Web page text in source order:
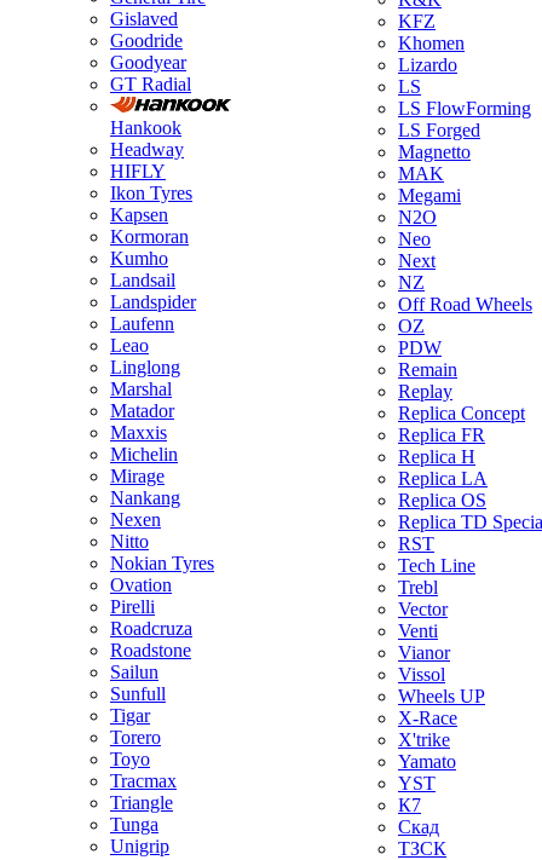
Gislaved
Goodride
Goodyear
GT Radial
Hankook
Headway
HIFLY
Ikon Tyres
Kapsen
Kormoran
Kumho
Landsail
Landspider
Laufenn
Leao
Linglong
Marshal
Matador
Maxxis
Michelin
Mirage
Nankang
Nexen
Nitto
Nokian Tyres
Ovation
Pirelli
Roadcruza
Roadstone
Sailun
Sunfull
Tigar
Torero
Toyo
Tracmax
Triangle
Tunga
Unigrip
KFZ
Khomen
Lizardo
LS
LS FlowForming
LS Forged
Magnetto
MAK
Megami
N2O
Neo
Next
NZ
Off Road Wheels
OZ
PDW
Remain
Replay
Replica Concept
Replica FR
Replica H
Replica LA
Replica OS
Replica TD
RST
Tech Line
Trebl
Vector
Venti
Vianor
Vissol
Wheels UP
X-Race
X'trike
Yamato
YST
К7
Скад
ТЗСК